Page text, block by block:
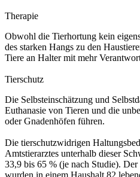
Therapie
Obwohl die Tierhortung kein
des starken Hangs zu den
Tiere an Halter mit mehr
Tierschutz
Die Selbsteinschätzung und
Euthanasie von Tieren und die
oder Gnadenhöfen führen.
Die tierschutzwidrigen
Amtstierarztes unterhalb dieser
33,9 bis 65 % (je nach Studie).
wurden in einem Haushalt 82